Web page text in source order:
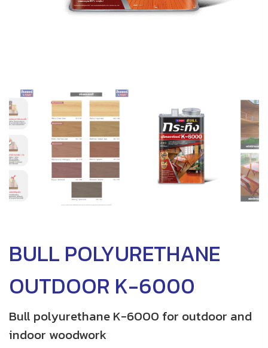
BULL POLYURETHANE
OUTDOOR K-6000
Bull polyurethane K-6000 for outdoor and
indoor woodwork